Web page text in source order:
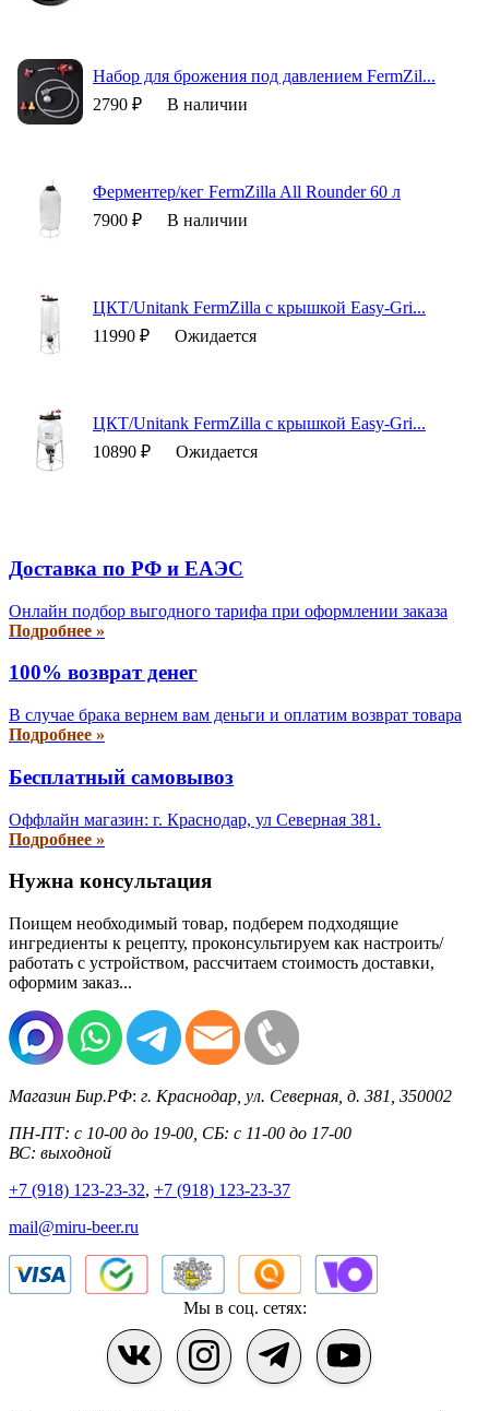
Набор для брожения под давлением FermZil...
2790 ₽
В наличии
Ферментер/кег FermZilla All Rounder 60 л
7900 ₽
В наличии
ЦКТ/Unitank FermZilla с крышкой Easy-Gri...
11990 ₽
Ожидается
ЦКТ/Unitank FermZilla с крышкой Easy-Gri...
10890 ₽
Ожидается
Доставка по РФ и EAЭС
Онлайн подбор выгодного тарифа при оформлении заказа
Подробнее »
100% возврат денег
В случае брака вернем вам деньги и оплатим возврат товара
Подробнее »
Бесплатный самовывоз
Оффлайн магазин: г. Краснодар, ул Северная 381.
Подробнее »
Нужна консультация
Поищем необходимый товар, подберем подходящие
ингредиенты к рецепту, проконсультируем как настроить/
работать с устройством, рассчитаем стоимость доставки,
оформим заказ...
Магазин Бир.РФ: г. Краснодар ул. Северная, д. 381 350002
ПН-ПТ: с 10-00 до 19-00, СБ: с 11-00 до 17-00
ВС: выходной
+7 (918) 123-23-32, +7 (918) 123-23-37
mail@miru-beer.ru
Мы в соц. сетях: